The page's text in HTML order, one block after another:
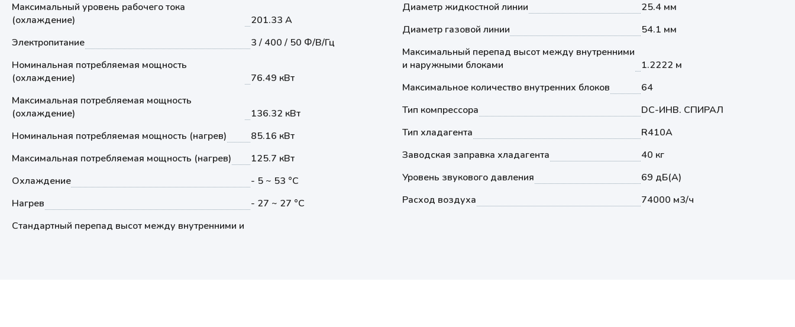
Максимальный уровень рабочего тока
(охлаждение)
201.33 А
Электропитание
3 / 400 / 50 Ф/В/Гц
Номинальная потребляемая мощность
(охлаждение)
76.49 кВт
Максимальная потребляемая мощность
(охлаждение)
136.32 кВт
Номинальная потребляемая мощность (нагрев)
85.16 кВт
Максимальная потребляемая мощность (нагрев)
125.7 кВт
Охлаждение
- 5 ~ 53 °С
Нагрев
- 27 ~ 27 °С
Стандартный перепад высот между внутренними и
Диаметр жидкостной линии
25.4 мм
Диаметр газовой линии
54.1 мм
Максимальный перепад высот между внутренними
и наружными блоками
1.2222 м
Максимальное количество внутренних блоков
64
Тип компрессора
DC-ИНВ. СПИРАЛ
Тип хладагента
R410A
Заводская заправка хладагента
40 кг
Уровень звукового давления
69 дБ(А)
Расход воздуха
74000 м3/ч